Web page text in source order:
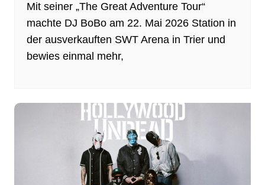
Mit seiner „The Great Adventure Tour“
machte DJ BoBo am 22. Mai 2026 Station in
der ausverkauften SWT Arena in Trier und
bewies einmal mehr,